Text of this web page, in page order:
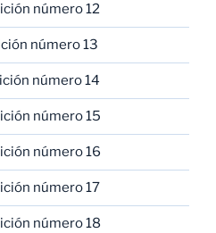
número 12
número 13
número 14
número 15
número 16
número 17
número 18